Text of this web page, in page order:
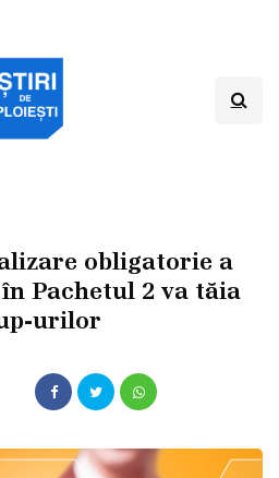
obligatorie a
Pachetul 2 va tăia
urilor